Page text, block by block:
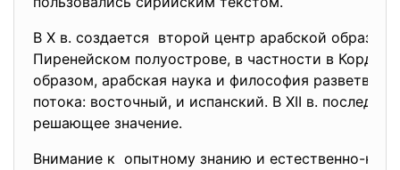
В X в. создается второй центр арабской
Пиренейском полуострове, в частности в
образом, арабская наука и философия
потока: восточный, и испанский. В XII в.
решающее значение.
Внимание к опытному знанию и естественно-